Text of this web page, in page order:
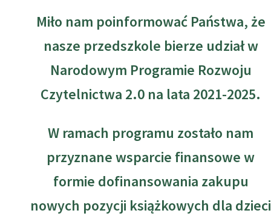
Miło nam poinformować Państwa, że
nasze przedszkole bierze udział w
Narodowym Programie Rozwoju
Czytelnictwa 2.0 na lata 2021-2025.
W ramach programu zostało nam
przyznane wsparcie finansowe w
formie dofinansowania zakupu
nowych pozycji książkowych dla dzieci